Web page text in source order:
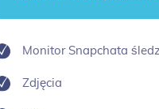
Monitor Snapchata
Zdjęcia